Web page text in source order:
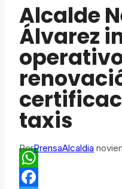
Alcalde
Álvarez
taxis
PorPrensaAlcaldia
WhatsApp